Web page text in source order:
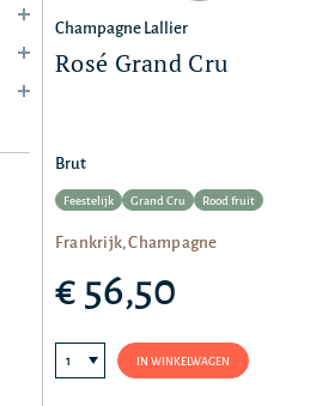
Champagne Lallier
Rosé Grand Cru
Brut
Feestelijk Grand Cru Rood fruit
Frankrijk, Champagne
€ 56,50
IN WINKELWAGEN